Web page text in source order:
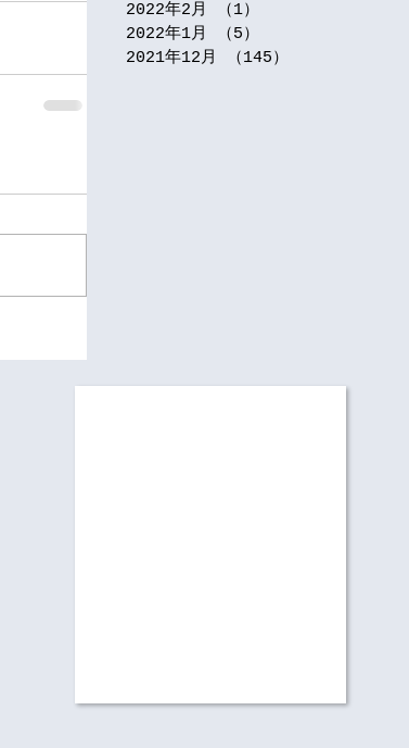
2022年2月
（1）
2022年1月
（5）
2021年12月
（145）